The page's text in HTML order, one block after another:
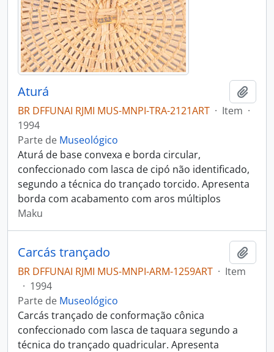
Aturá
BR DFFUNAI RJMI MUS-MNPI-TRA-2121ART · Item ·
1994
Parte de Museológico
Aturá de base convexa e borda circular,
confeccionado com lasca de cipó não identificado,
segundo a técnica do trançado torcido. Apresenta
borda com acabamento com aros múltiplos
Maku
Carcás trançado
BR DFFUNAI RJMI MUS-MNPI-ARM-1259ART · Item
· 1994
Parte de Museológico
Carcás trançado de conformação cônica
confeccionado com lasca de taquara segundo a
técnica do trançado quadricular. Apresenta